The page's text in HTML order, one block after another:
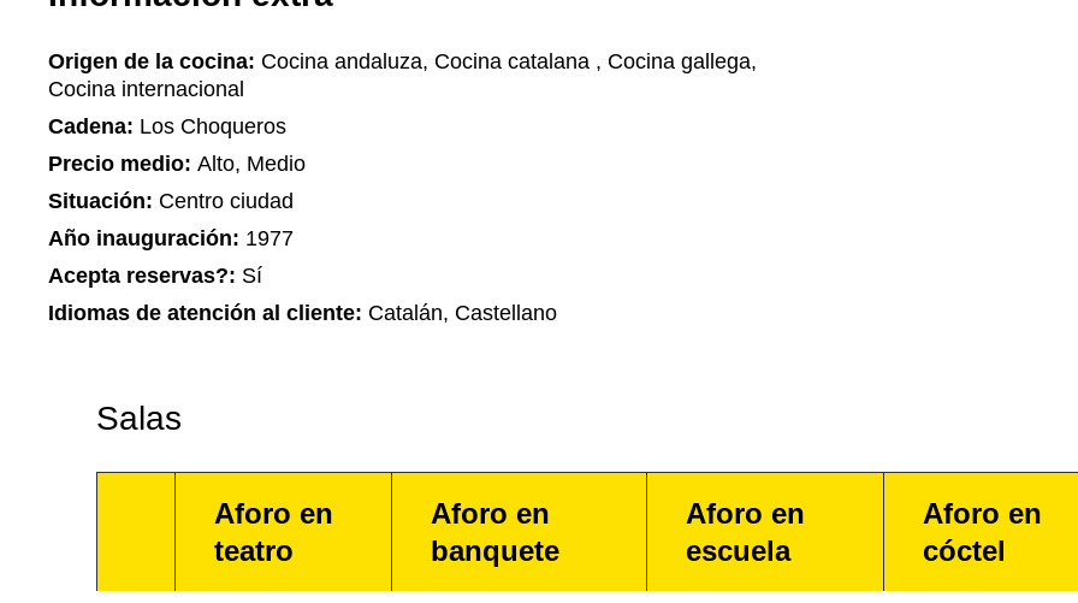
Origen de la cocina: Cocina andaluza, Cocina catalana , Cocina gallega,
Cocina internacional
Cadena: Los Choqueros
Precio medio: Alto, Medio
Situación: Centro ciudad
Año inauguración: 1977
Acepta reservas?: Sí
Idiomas de atención al cliente: Catalán, Castellano
Salas
Aforo en
teatro
Aforo en
banquete
Aforo en
escuela
Aforo en
cóctel